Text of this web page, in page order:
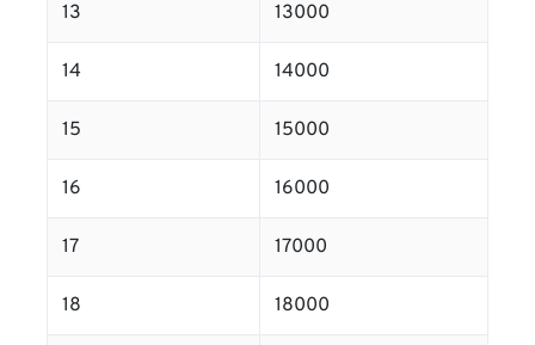
13 13000
14 14000
15 15000
16 16000
17 17000
18 18000